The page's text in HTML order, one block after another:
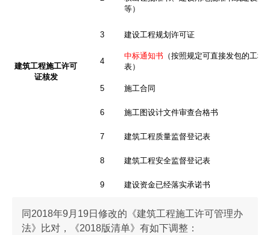
建筑工程施工许可
证核发
等）
3 建设工程规划许可证
4
中标通知书 （按照规定可直接发包的工程
表）
5 施工合同
6 施工图设计文件审查合格书
7 建筑工程质量监督登记表
8 建筑工程安全监督登记表
9 建设资金已经落实承诺书
同 2018年9月19日修改的 《建筑工程施工许可管理办
法》比对，《2018版清单》有如下调整：